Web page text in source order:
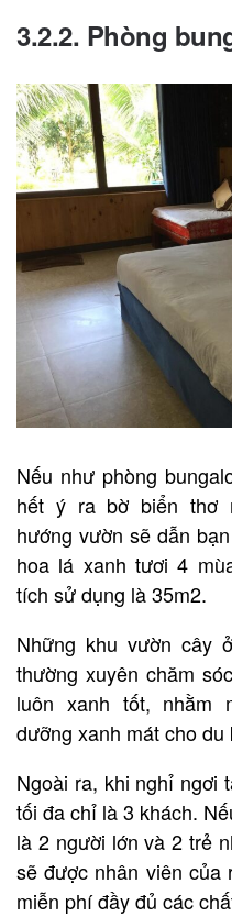
3.2.2. Phòng
Nếu như phòng
hết ý ra bờ biển thơ
hướng vườn sẽ dẫn
hoa lá xanh tươi 4
tích sử dụng là 35m2.
Những khu vườn cây
thường xuyên chăm
luôn xanh tốt, nhằm
dưỡng xanh mát cho du
Ngoài ra, khi nghỉ ngơi
tối đa chỉ là 3 khách.
là 2 người lớn và 2 trẻ
sẽ được nhân viên của
miễn phí đầy đủ các